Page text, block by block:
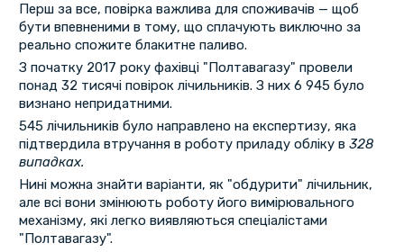
Перш за все, повірка важлива для споживачів — щоб
бути впевненими в тому, що сплачують виключно за
реально спожите блакитне паливо.
З початку 2017 року фахівці "Полтавагазу" провели
понад 32 тисячі повірок лічильників. З них 6 945 було
визнано непридатними.
545 лічильників було направлено на експертизу, яка
підтвердила втручання в роботу приладу обліку в 328
випадках.
Нині можна знайти варіанти, як "обдурити" лічильник,
але всі вони змінюють роботу його вимірювального
механізму, які легко виявляються спеціалістами
"Полтавагазу".